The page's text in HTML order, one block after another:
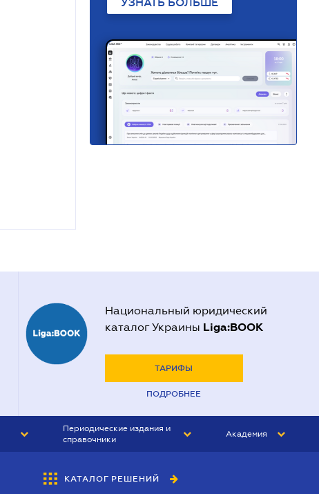
УЗНАТЬ БОЛЬШЕ
Национальный юридический
каталог Украины Liga:BOOK
ТАРИФЫ
ПОДРОБНЕЕ
Периодические издания и
справочники
БУХГАЛТЕР&ЗАКОН
Академия
КАТАЛОГ РЕШЕНИЙ